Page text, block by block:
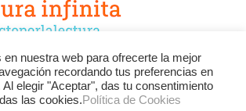
Twitter
Instagram
LinkedIn Contacto
nuestra web para ofrecerte la mejor
recordando tus preferencias en
elegir "Aceptar", das tu consentimiento
las cookies.Política de Cookies